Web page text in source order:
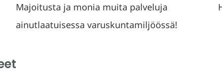
Majoitusta ja monia muita palveluja
ainutlaatuisessa varuskuntamiljöössä!